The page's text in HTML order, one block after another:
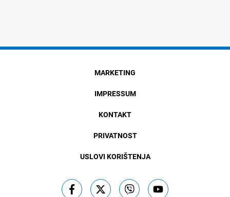
MARKETING
IMPRESSUM
KONTAKT
PRIVATNOST
USLOVI KORIŠTENJA